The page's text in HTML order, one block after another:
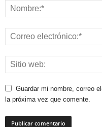
Guardar mi nombre, correo
la próxima vez que comente.